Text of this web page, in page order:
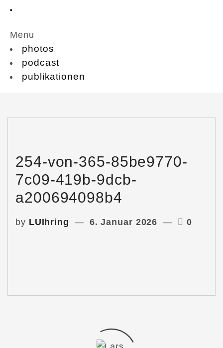
Menu
photos
podcast
publikationen
254-von-365-85be9770-
7c09-419b-9dcb-
a200694098b4
by LUIhring 6. Januar 2026 0